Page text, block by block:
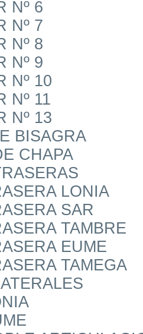
Nº 6
Nº 7
Nº 8
Nº 9
Nº 10
Nº 11
Nº 13
BISAGRA
CHAPA
LONIA
SAR
TAMBRE
EUME
TAMEGA